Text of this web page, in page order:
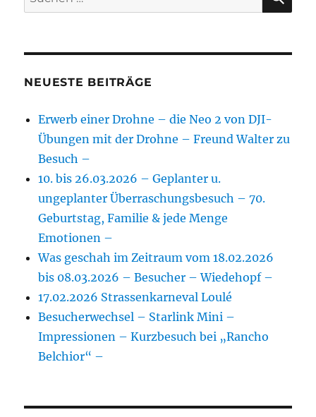
nach:
NEUESTE BEITRÄGE
Erwerb einer Drohne – die Neo 2 von DJI-
Übungen mit der Drohne – Freund Walter zu
Besuch –
10. bis 26.03.2026 – Geplanter u.
ungeplanter Überraschungsbesuch – 70.
Geburtstag, Familie & jede Menge
Emotionen –
Was geschah im Zeitraum vom 18.02.2026
bis 08.03.2026 – Besucher – Wiedehopf –
17.02.2026 Strassenkarneval Loulé
Besucherwechsel – Starlink Mini –
Impressionen – Kurzbesuch bei „Rancho
Belchior“ –